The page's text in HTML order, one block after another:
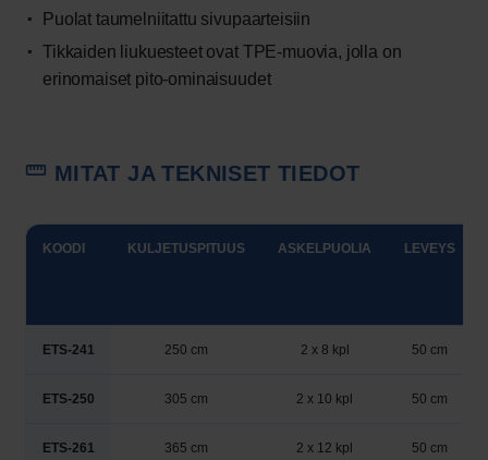
Puolat taumelniitattu sivupaarteisiin
Tikkaiden liukuesteet ovat TPE-muovia, jolla on
erinomaiset pito-ominaisuudet
MITAT JA TEKNISET TIEDOT
KOODI KULJETUSPITUUS ASKELPUOLIA LEVEYS
ETS-241 250 cm 2 x 8 kpl 50 cm
ETS-250 305 cm 2 x 10 kpl 50 cm
ETS-261 365 cm 2 x 12 kpl 50 cm